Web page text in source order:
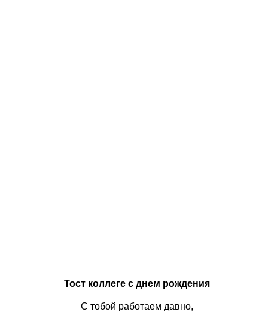
Тост коллеге с днем рождения
С тобой работаем давно,